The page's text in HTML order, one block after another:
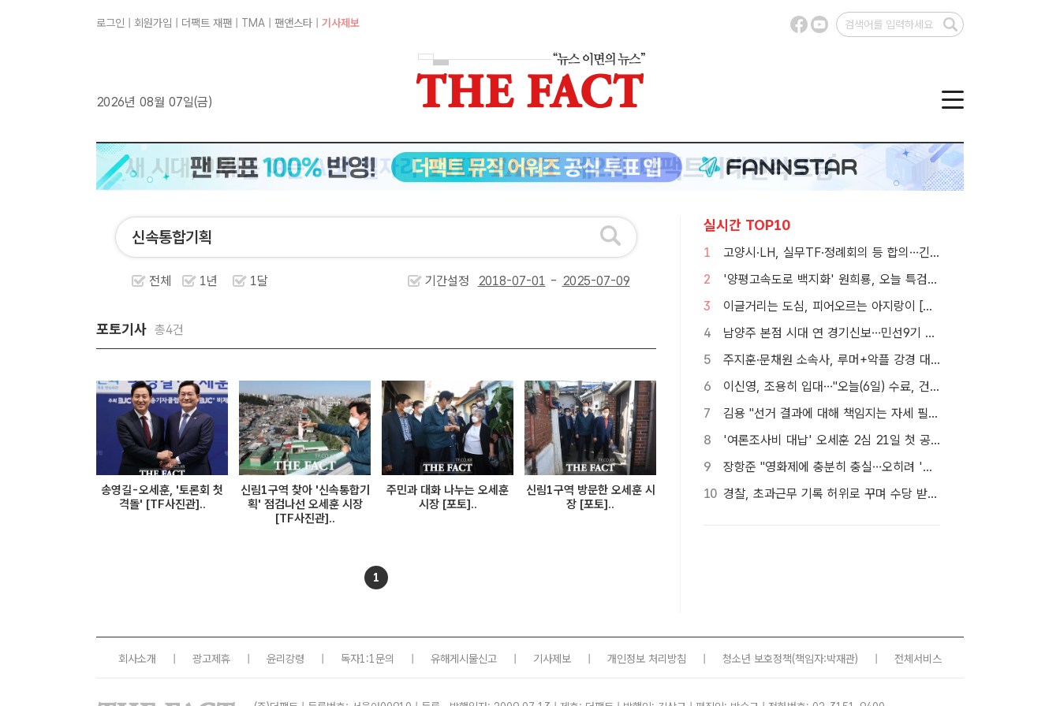
로그인 회원가입 더팩트 재팬 TMA 팬앤스타 기사제보
2026년 08월 07일(금)
전체 1년 1달 기간설정 -
포토기사 총4건
송영길-오세훈, '토론회 첫
격돌' [TF사진관]..
신림1구역 찾아 '신속통합기
획' 점검나선 오세훈 시장
[TF사진관]..
주민과 대화 나누는 오세훈
시장 [포토]..
신림1구역 방문한 오세훈 시
장 [포토]..
1
실시간 TOP10
1
고양시·LH, 실무TF·정례회의 등 합의…긴밀한 협력체계 구축
2
'양평고속도로 백지화' 원희룡, 오늘 특검 2차 피의자 조사
3
이글거리는 도심, 피어오르는 아지랑이 [TF사진관]
4
남양주 본점 시대 연 경기신보…민선9기 맞춰 '4S 혁신' 시동
5
주지훈·문채원 소속사, 루머+악플 강경 대응…"익명글도 법적 절차 가능"
6
이신영, 조용히 입대…"오늘(6일) 수료, 건강하게 돌아올 것"
7
김용 "선거 결과에 대해 책임지는 자세 필요해"…정청래 정조준
8
'여론조사비 대납' 오세훈 2심 21일 첫 공판…1심 당선무효형
9
장항준 "영화제에 충분히 충실…오히려 '왕사남'에 미안"
10
경찰, 초과근무 기록 허위로 꾸며 수당 받은 현직 경찰관 2명 대기발령 조치
회사소개 광고제휴 윤리강령 독자1:1문의 유해게시물신고 기사제보 개인정보 처리방침 청소년 보호정책(책임자:박재관) 전체서비스